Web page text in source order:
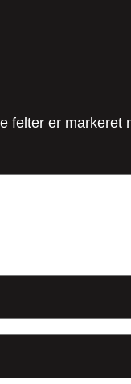
felter er markeret